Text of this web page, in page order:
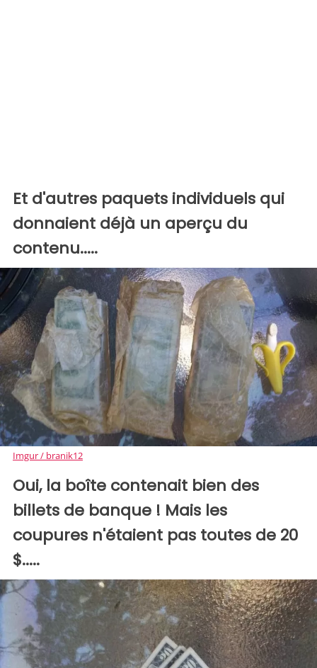
Et d'autres paquets individuels qui
donnaient déjà un aperçu du
contenu.....
Imgur / branik12
Oui, la boîte contenait bien des
billets de banque ! Mais les
coupures n'étaient pas toutes de 20
$.....